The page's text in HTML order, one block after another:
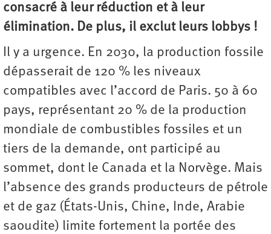
consacré à leur réduction et à leur
élimination. De plus, il exclut leurs lobbys !
Il y a urgence. En 2030, la production fossile
dépasserait de 120 % les niveaux
compatibles avec l’accord de Paris. 50 à 60
pays, représentant 20 % de la production
mondiale de combustibles fossiles et un
tiers de la demande, ont participé au
sommet, dont le Canada et la Norvège. Mais
l’absence des grands producteurs de pétrole
et de gaz (États-Unis, Chine, Inde, Arabie
saoudite) limite fortement la portée des